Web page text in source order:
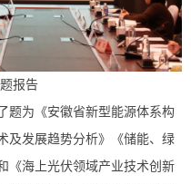
报告
题为《安徽省新型能源体系构
及发展趋势分析》《储能、绿
《海上光伏领域产业技术创新